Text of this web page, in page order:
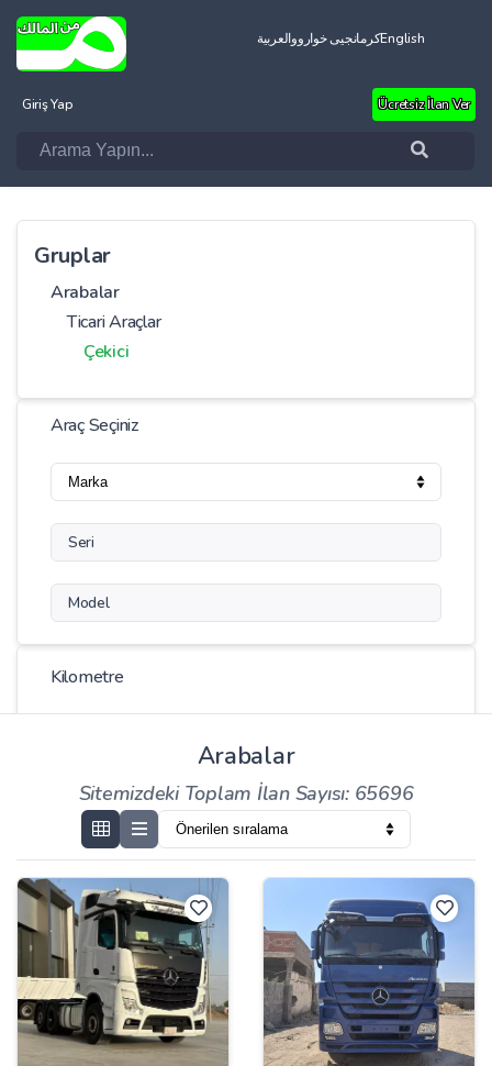
العربيةکرمانجیی خوارووEnglish
Giriş Yap Ücretsiz İlan Ver
Gruplar
Arabalar
Ticari Araçlar
Çekici
Araç Seçiniz
Seri
Model
Kilometre
Arabalar
Sitemizdeki Toplam İlan Sayısı: 65696